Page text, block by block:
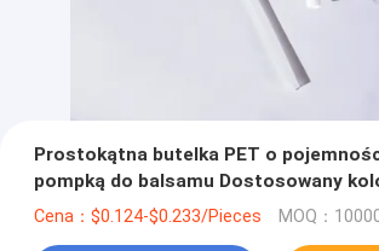
Prostokątna butelka PET o
pompką do balsamu Dostosowany
Cena：$0.124-$0.233/Pieces MOQ：